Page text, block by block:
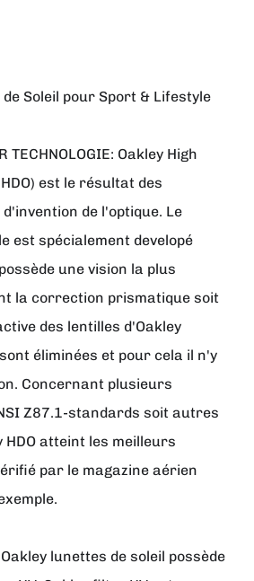
de Soleil pour Sport & Lifestyle
TECHNOLOGIE: Oakley High
est le résultat des
de l'optique. Le
est spécialement developé
une vision la plus
la correction prismatique soit
des lentilles d'Oakley
éliminées et pour cela il n'y
Concernant plusieurs
Z87.1-standards soit autres
atteint les meilleurs
par le magazine aérien
Oakley lunettes de soleil possède